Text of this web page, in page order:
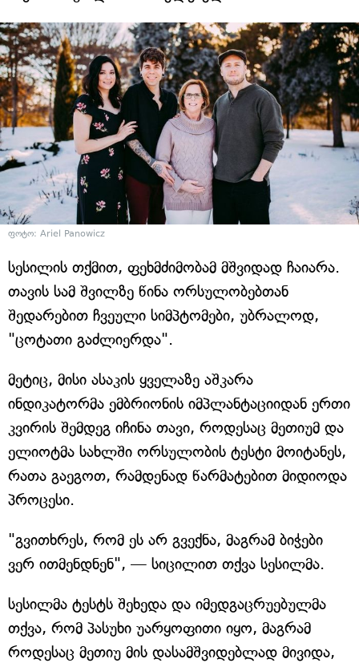
ფოტო: Ariel Panowicz
სესილის თქმით, ფეხმძიმობამ მშვიდად ჩაიარა.
თავის სამ შვილზე წინა ორსულობებთან
შედარებით ჩვეული სიმპტომები, უბრალოდ,
"ცოტათი გაძლიერდა".
მეტიც, მისი ასაკის ყველაზე აშკარა
ინდიკატორმა ემბრიონის იმპლანტაციიდან ერთი
კვირის შემდეგ იჩინა თავი, როდესაც მეთიუმ და
ელიოტმა სახლში ორსულობის ტესტი მოიტანეს,
რათა გაეგოთ, რამდენად წარმატებით მიდიოდა
პროცესი.
"გვითხრეს, რომ ეს არ გვექნა, მაგრამ ბიჭები
ვერ ითმენდნენ", — სიცილით თქვა სესილმა.
სესილმა ტესტს შეხედა და იმედგაცრუებულმა
თქვა, რომ პასუხი უარყოფითი იყო, მაგრამ
როდესაც მეთიუ მის დასამშვიდებლად მივიდა,